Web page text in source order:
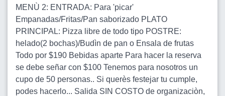
MENÙ 2: ENTRADA: Para 'picar'
Empanadas/Fritas/Pan saborizado PLATO
PRINCIPAL: Pizza libre de todo tipo POSTRE:
helado(2 bochas)/Budìn de pan o Ensala de frutas
Todo por $190 Bebidas aparte Para hacer la reserva
se debe señar con $100 Tenemos para nosotros un
cupo de 50 personas.. Si querès festejar tu cumple,
podes hacerlo... Salida SIN COSTO de organizaciòn,